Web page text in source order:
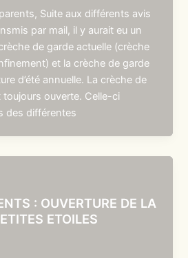
Suite aux différents avis
par mail, il y aurait eu un
de garde actuelle (crèche
et la crèche de garde
d’été annuelle. La crèche de
toujours ouverte. Celle-ci
des différentes
: OUVERTURE DE LA
ETOILES